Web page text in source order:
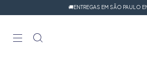
🚚ENTREGAS EM SÃO PAULO EM